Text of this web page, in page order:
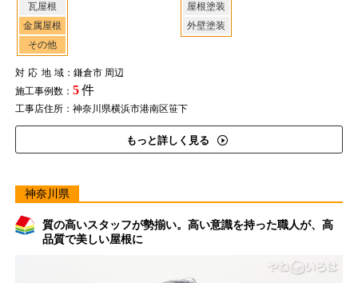
瓦屋根
金属屋根
その他
屋根塗装
外壁塗装
対応地域：鎌倉市 周辺
施工事例数： 5件
工事店住所：神奈川県横浜市港南区笹下
もっと詳しく見る
神奈川県
質の高いスタッフが勢揃い。高い意識を持った職人が、高
品質で美しい屋根に